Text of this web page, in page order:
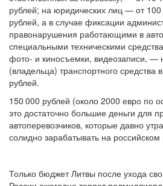
рублей; на юридических лиц — от
рублей, а в случае фиксации
правонарушения работающими в
специальными техническими
фото- и киносъемки, видеозаписи, —
(владельца) транспортного средства
рублей.
150 000 рублей (около 2000 евро по
это достаточно большие деньги для
автоперевозчиков, которые давно
солидно зарабатывать на российском
Только бюджет Литвы после ухода